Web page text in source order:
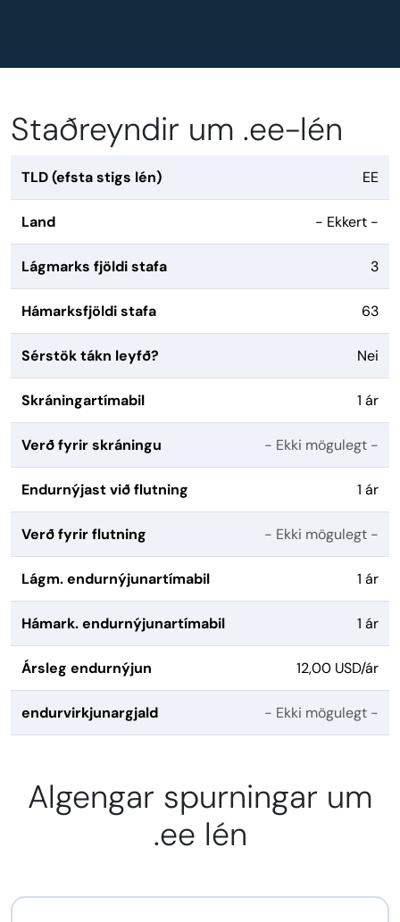
Staðreyndir um .ee-lén
TLD (efsta stigs lén) EE
Land - Ekkert -
Lágmarks fjöldi stafa 3
Hámarksfjöldi stafa 63
Sérstök tákn leyfð? Nei
Skráningartímabil 1 ár
Verð fyrir skráningu - Ekki mögulegt -
Endurnýjast við flutning 1 ár
Verð fyrir flutning - Ekki mögulegt -
Lágm. endurnýjunartímabil 1 ár
Hámark. endurnýjunartímabil 1 ár
Ársleg endurnýjun 12,00 USD/ár
endurvirkjunargjald - Ekki mögulegt -
Algengar spurningar um
.ee lén